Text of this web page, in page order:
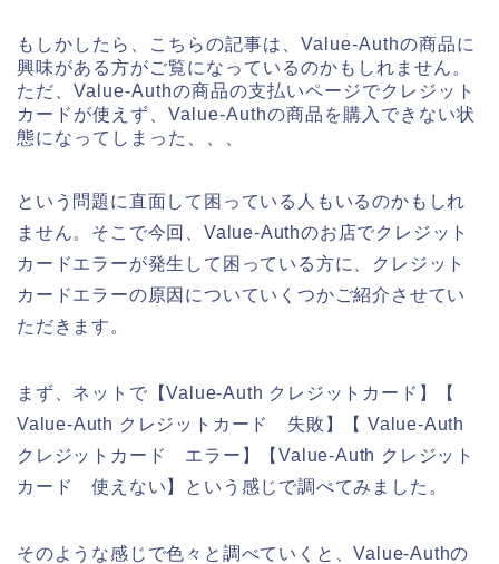
もしかしたら、こちらの記事は、Value-Authの商品に
興味がある方がご覧になっているのかもしれません。
ただ、Value-Authの商品の支払いページでクレジット
カードが使えず、Value-Authの商品を購入できない状
態になってしまった、、、
という問題に直面して困っている人もいるのかもしれ
ません。そこで今回、Value-Authのお店でクレジット
カードエラーが発生して困っている方に、クレジット
カードエラーの原因についていくつかご紹介させてい
ただきます。
まず、ネットで【Value-Auth クレジットカード】【
Value-Auth クレジットカード 失敗】【 Value-Auth
クレジットカード エラー】【Value-Auth クレジット
カード 使えない】という感じで調べてみました。
そのような感じで色々と調べていくと、Value-Authの